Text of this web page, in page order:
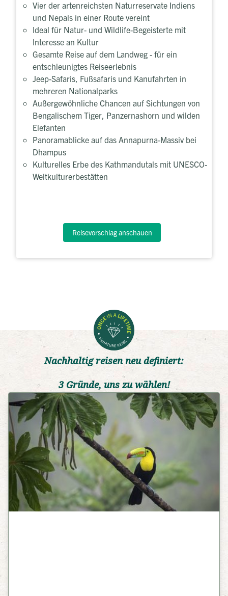
Vier der artenreichsten Naturreservate Indiens
und Nepals in einer Route vereint
Ideal für Natur- und Wildlife-Begeisterte mit
Interesse an Kultur
Gesamte Reise auf dem Landweg - für ein
entschleunigtes Reiseerlebnis
Jeep-Safaris, Fußsafaris und Kanufahrten in
mehreren Nationalparks
Außergewöhnliche Chancen auf Sichtungen von
Bengalischem Tiger, Panzernashorn und wilden
Elefanten
Panoramablicke auf das Annapurna-Massiv bei
Dhampus
Kulturelles Erbe des Kathmandutals mit UNESCO-
Weltkulturerbestätten
Reisevorschlag anschauen
Nachhaltig reisen neu definiert:
3 Gründe, uns zu wählen!